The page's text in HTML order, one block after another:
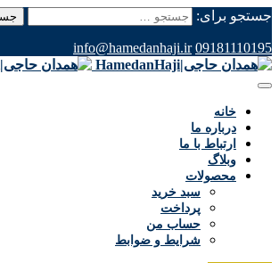
جستجو برای:
09181110195
info@hamedanhaji.ir
خانه
درباره ما
ارتباط با ما
وبلاگ
محصولات
سبد خرید
پرداخت
حساب من
شرایط و ضوابط